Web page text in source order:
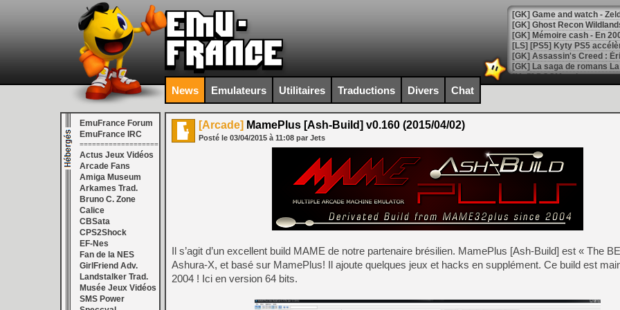
[Mo5] DOOM arrive en
[GK] Bethesda fête les 30
[GK] Roblox : l'action en
[GK] Agenda - GeForce
[GK] Devolver Digital en a
[LS] [PS5] ps5-y2jb-
[GK] Pourquoi Marvel
[GK] Test : Restory : Chill
[GK] GTA 6 : Rockstar
[GK] Hot Wheels Infinite
[GK] Mémoire cash -
[GK] Résultats Nintendo :
[GK] Déjà des
[Mo5] Brickboy cherche à
[GK] Minecraft et ses «
News Emulateurs Utilitaires Traductions Divers Chat
EmuFrance Forum
EmuFrance IRC
===================
Actus Jeux Vidéos
Arcade Fans
Amiga Museum
Arkames Trad.
Bruno C. Zone
Calice
CBSata
CPS2Shock
EF-Nes
Fan de la NES
GirlFriend Adv.
Landstalker Trad.
Musée Jeux Vidéos
SMS Power
[Arcade] MamePlus [Ash-Build] v0.160 (2015/04/02)
Posté le 03/04/2015 à 11:08 par Jets
Il s’agit d’un excellent build MAME de notre partenaire brésilien. MamePlus [Ash-Build] est « The
Ashura-X, et basé sur MamePlus! Il ajoute quelques jeux et hacks en supplément. Ce build est
2004 ! Ici en version 64 bits.